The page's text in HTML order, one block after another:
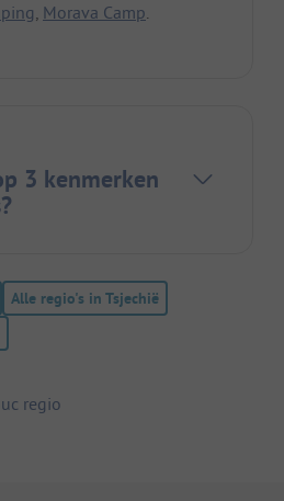
, Morava Camp.
3 kenmerken
Alle regio's in Tsjechië
regio